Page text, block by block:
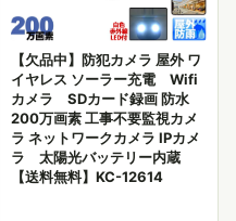
【欠品中】防犯カメラ 屋外 ワ
イヤレス ソーラー充電 Wifi
カメラ SDカード録画 防水
200万画素 工事不要監視カメ
ラ ネットワークカメラ IPカメ
ラ 太陽光バッテリー内蔵
【送料無料】KC-12614